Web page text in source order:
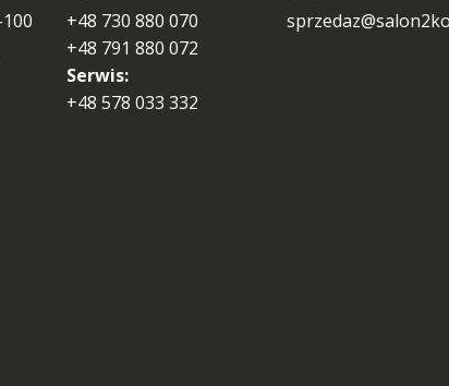
+48 730 880 070
+48 791 880 072
Serwis:
+48 578 033 332